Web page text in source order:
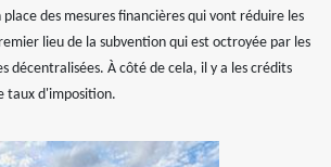
des mesures financières qui vont réduire les
lieu de la subvention qui est octroyée par les
décentralisées. À côté de cela, il y a les crédits
taux d'imposition.